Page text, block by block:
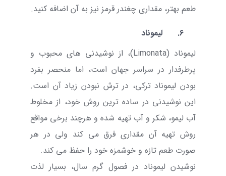
طعم بهتر، مقداری چغندر قرمز نیز به آن اضافه کنید.
6.
لیموناد
لیموناد (Limonata)، از نوشیدنی های محبوب و
پرطرفدار در سراسر جهان است، اما منحصر بفرد
بودن لیموناد ترکی، در ترش نبودن زیاد آن است.
این نوشیدنی در ساده ترین روش خود، از مخلوط
آب لیمو، شکر و آب تهیه شده و هرچند برخی مواقع
روش تهیه آن مقداری فرق می کند ولی در هر
صورت طعم تازه و خوشمزه خود را حفظ می کند.
نوشیدن لیموناد در فصول گرم سال، بسیار لذت